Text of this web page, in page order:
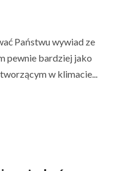
Państwu wywiad ze
pewnie bardziej jako
w klimacie...